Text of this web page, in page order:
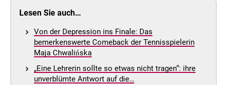
Lesen Sie auch…
Von der Depression ins Finale: Das
bemerkenswerte Comeback der Tennisspielerin
Maja Chwalińska
„Eine Lehrerin sollte so etwas nicht tragen“: ihre
unverblümte Antwort auf die…